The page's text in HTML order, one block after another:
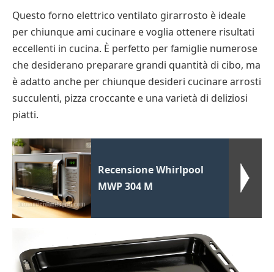
Questo forno elettrico ventilato girarrosto è ideale
per chiunque ami cucinare e voglia ottenere risultati
eccellenti in cucina. È perfetto per famiglie numerose
che desiderano preparare grandi quantità di cibo, ma
è adatto anche per chiunque desideri cucinare arrosti
succulenti, pizza croccante e una varietà di deliziosi
piatti.
Recensione Whirlpool
MWP 304 M